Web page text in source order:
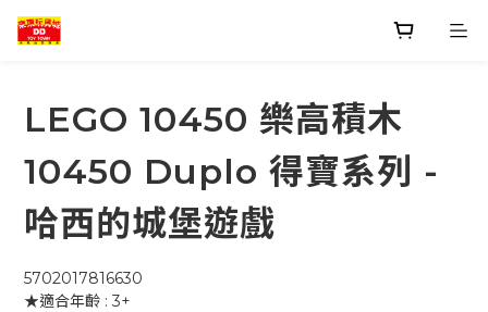
LEGO 10450 樂高積木
10450 Duplo 得寶系列 -
哈西的城堡遊戲
5702017816630
★適合年齡 : 3+